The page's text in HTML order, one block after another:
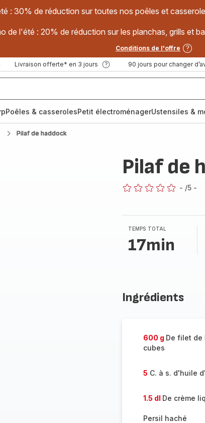
: 30% de réduction sur toutes nos poêles et
de l'été : 20% de réduction sur les planchas, grills et
Conditions de l'offre
Livraison offerte* en 3 jours 90 jours pour changer
Poêles & casserolesPetit électroménagerUstensiles &
Pilaf de haddock
Pilaf de
- /5 -
TEMPS TOTAL
17min
Ingrédients
600 g De filet de
cubes
5 C. à s. d'huile
1.5 dl De crème
Persil haché